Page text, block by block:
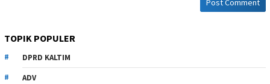
TOPIK POPULER
DPRD KALTIM
ADV